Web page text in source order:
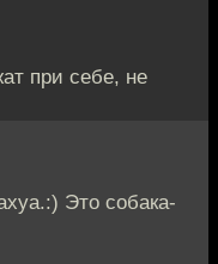
при себе, не
Это собака-